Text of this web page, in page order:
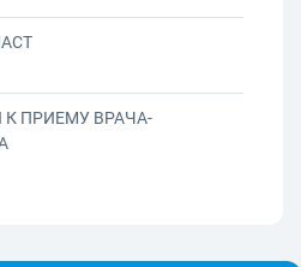
ПРИЕМУ ВРАЧА-